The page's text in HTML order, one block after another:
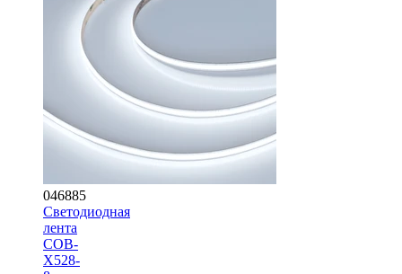
046885
Светодиодная
лента
COB-
X528-